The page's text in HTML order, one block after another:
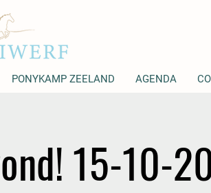
PONYKAMP ZEELAND AGENDA
15-10-